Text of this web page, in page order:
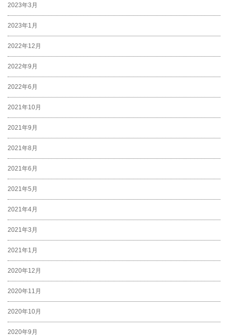
2023年3月
2023年1月
2022年12月
2022年9月
2022年6月
2021年10月
2021年9月
2021年8月
2021年6月
2021年5月
2021年4月
2021年3月
2021年1月
2020年12月
2020年11月
2020年10月
2020年9月